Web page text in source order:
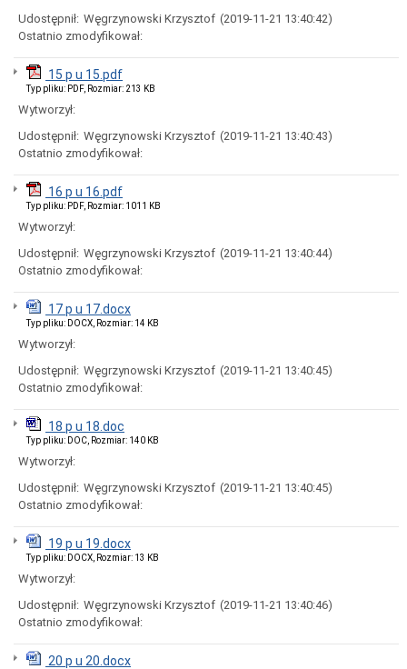
2023
roku
obwieszczenia
2022
Ogłoszenia
obwieszczenia
Informacje
Dane
adresowe
Dni
otwarcia
Regulamin
Organizacyjny
Organizacyjne
Urzędu
Koordynator
dostępności
Standardy
Ochrony
Ochrona
danych
naborze
wolne
stanowiska
Udostępnił: Węgrzynowski Krzysztof (2019-11-21 13:40:42)
Ostatnio zmodyfikował:
15 p u 15.pdf
Typ pliku: PDF, Rozmiar: 213 KB
Wytworzył:
Udostępnił: Węgrzynowski Krzysztof (2019-11-21 13:40:43)
Ostatnio zmodyfikował:
16 p u 16.pdf
Typ pliku: PDF, Rozmiar: 1011 KB
Wytworzył:
Udostępnił: Węgrzynowski Krzysztof (2019-11-21 13:40:44)
Ostatnio zmodyfikował:
17 p u 17.docx
Typ pliku: DOCX, Rozmiar: 14 KB
Wytworzył:
Udostępnił: Węgrzynowski Krzysztof (2019-11-21 13:40:45)
Ostatnio zmodyfikował:
18 p u 18.doc
Typ pliku: DOC, Rozmiar: 140 KB
Wytworzył:
Udostępnił: Węgrzynowski Krzysztof (2019-11-21 13:40:45)
Ostatnio zmodyfikował:
19 p u 19.docx
Typ pliku: DOCX, Rozmiar: 13 KB
Wytworzył:
Udostępnił: Węgrzynowski Krzysztof (2019-11-21 13:40:46)
Ostatnio zmodyfikował:
20 p u 20.docx